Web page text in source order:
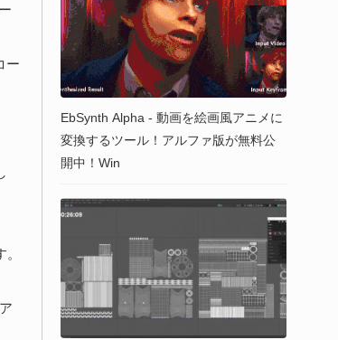
ー
EbSynth Alpha - 動画を絵画風アニメに
変換するツール！アルファ版が無料公
開中！Win